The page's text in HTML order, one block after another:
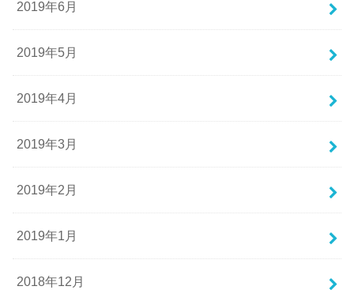
2019年6月
2019年5月
2019年4月
2019年3月
2019年2月
2019年1月
2018年12月